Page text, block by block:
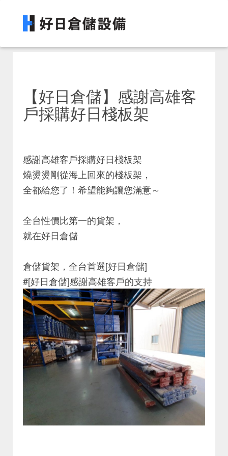
【好日倉儲】感謝高雄客
戶採購好日棧板架
感謝高雄客戶採購好日棧板架
燒燙燙剛從海上回來的棧板架，
全都給您了！希望能夠讓您滿意～
全台性價比第一的貨架，
就在好日倉儲
倉儲貨架，全台首選[好日倉儲]
#[好日倉儲]感謝高雄客戶的支持